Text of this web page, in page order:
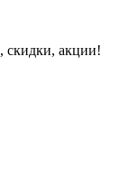
, скидки, акции!